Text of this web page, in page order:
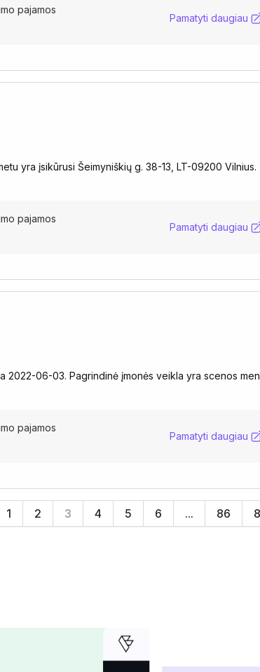
pajamos
Pamatyti daugiau
yra įsikūrusi Šeimyniškių g. 38-13, LT-09200 Vilnius.
pajamos
Pamatyti daugiau
2022-06-03. Pagrindinė įmonės veikla yra scenos
pajamos
Pamatyti daugiau
1 2 3 4 5 6 ... 86